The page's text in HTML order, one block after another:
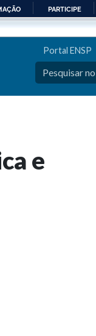
PARTICIPE
Portal ENSP
e